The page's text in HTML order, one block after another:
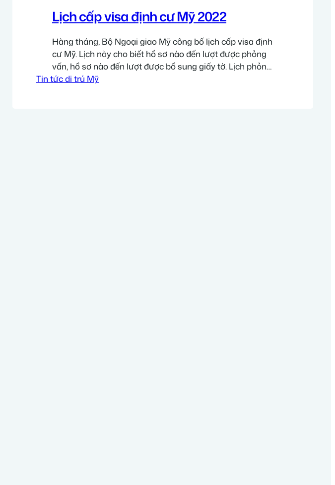
Lịch cấp visa định cư Mỹ 2022
Hàng tháng, Bộ Ngoại giao Mỹ công bố lịch cấp visa định
cư Mỹ. Lịch này cho biết hồ sơ nào đến lượt được phỏng
vấn, hồ sơ nào đến lượt được bổ sung giấy tờ. Lịch phỏng
vấn Những hồ sơ nộp trước ngày ghi trên lịch dưới đây
Tin tức di trú Mỹ